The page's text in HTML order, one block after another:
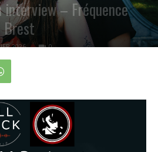
interview – Fréquence
2026 0